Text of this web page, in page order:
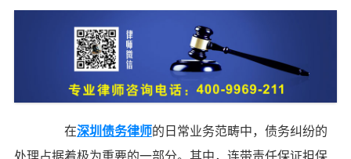
在深圳债务律师的日常业务范畴中，债务纠纷的